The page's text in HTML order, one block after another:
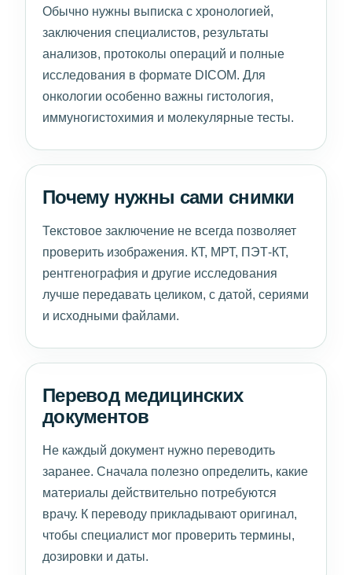
Обычно нужны выписка с хронологией,
заключения специалистов, результаты
анализов, протоколы операций и полные
исследования в формате DICOM. Для
онкологии особенно важны гистология,
иммуногистохимия и молекулярные тесты.
Почему нужны сами снимки
Текстовое заключение не всегда позволяет
проверить изображения. КТ, МРТ, ПЭТ-КТ,
рентгенография и другие исследования
лучше передавать целиком, с датой, сериями
и исходными файлами.
Перевод медицинских
документов
Не каждый документ нужно переводить
заранее. Сначала полезно определить, какие
материалы действительно потребуются
врачу. К переводу прикладывают оригинал,
чтобы специалист мог проверить термины,
дозировки и даты.